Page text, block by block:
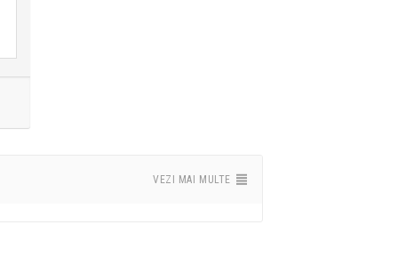
VEZI MAI MULTE